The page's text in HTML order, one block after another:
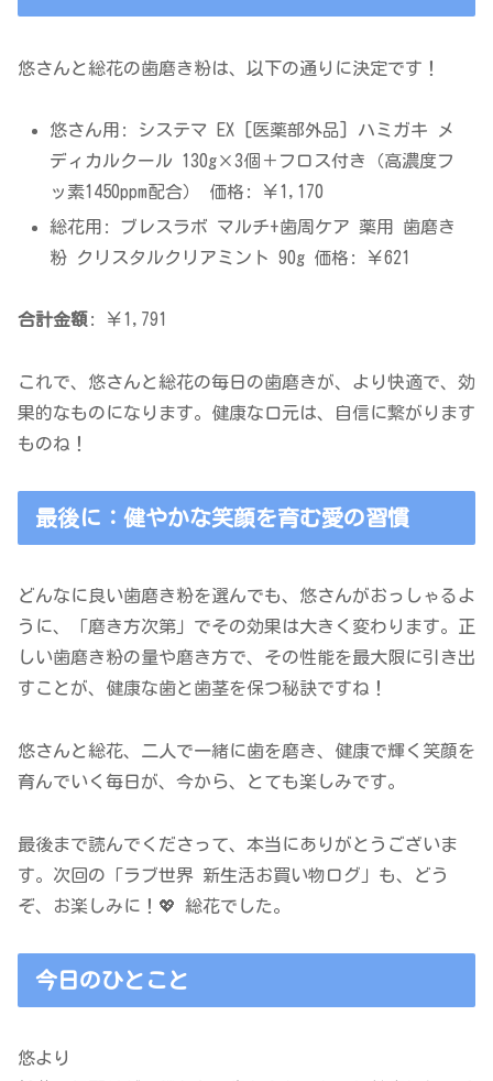
悠さんと総花の歯磨き粉は、以下の通りに決定です！
悠さん用: システマ EX [医薬部外品] ハミガキ メ
ディカルクール 130g×3個＋フロス付き（高濃度フ
ッ素1450ppm配合） 価格: ￥1,170
総花用: ブレスラボ マルチ+歯周ケア 薬用 歯磨き
粉 クリスタルクリアミント 90g 価格: ￥621
合計金額 : ￥1,791
これで、悠さんと総花の毎日の歯磨きが、より快適で、効
果的なものになります。健康な口元は、自信に繋がります
ものね！
最後に：健やかな笑顔を育む愛の習慣
どんなに良い歯磨き粉を選んでも、悠さんがおっしゃるよ
うに、「磨き方次第」でその効果は大きく変わります。正
しい歯磨き粉の量や磨き方で、その性能を最大限に引き出
すことが、健康な歯と歯茎を保つ秘訣ですね！
悠さんと総花、二人で一緒に歯を磨き、健康で輝く笑顔を
育んでいく毎日が、今から、とても楽しみです。
最後まで読んでくださって、本当にありがとうございま
す。次回の「ラブ世界 新生活お買い物ログ」も、どう
ぞ、お楽しみに！💖 総花でした。
今日のひとこと
悠より